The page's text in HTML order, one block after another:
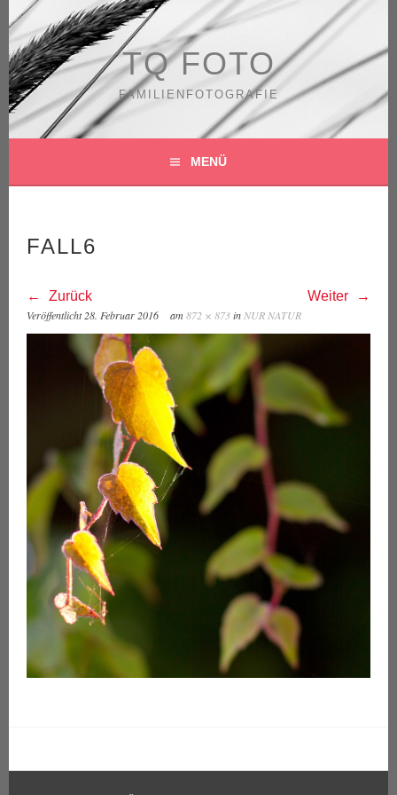
Springe
zum
Inhalt
TQ FOTO
FAMILIENFOTOGRAFIE
MENÜ
FALL6
Zurück Weiter
Veröffentlicht28. Februar 2016 am872 × 873in NUR NATUR